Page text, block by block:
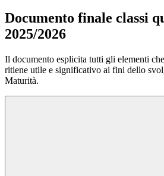
Documento finale classi
2025/2026
Il documento esplicita tutti gli elementi
ritiene utile e significativo ai fini dello
Maturità.